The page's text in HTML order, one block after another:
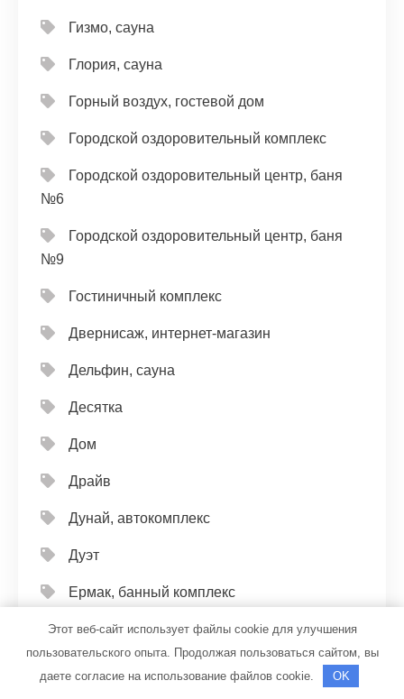
Гизмо, сауна
Глория, сауна
Горный воздух, гостевой дом
Городской оздоровительный комплекс
Городской оздоровительный центр, баня
№6
Городской оздоровительный центр, баня
№9
Гостиничный комплекс
Двернисаж, интернет-магазин
Дельфин, сауна
Десятка
Дом
Драйв
Дунай, автокомплекс
Дуэт
Ермак, банный комплекс
Ермак, русская баня
Этот веб-сайт использует файлы cookie для улучшения
пользовательского опыта. Продолжая пользоваться сайтом, вы
даете согласие на использование файлов cookie.
OK